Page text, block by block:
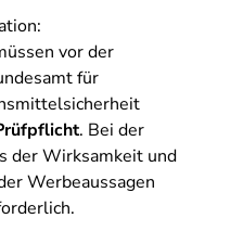
vor der
für
. Bei der
der Wirksamkeit und
Werbeaussagen